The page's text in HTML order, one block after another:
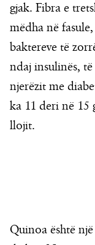
gjak. Fibra e
mëdha në
baktereve të
ndaj insulinës,
njerëzit me
ka 11 deri në 15
llojit.
Quinoa është